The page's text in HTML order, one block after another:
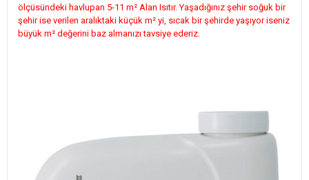
ölçüsündeki havlupan 5-11 m² Alan Isıtır. Yaşadığınız şehir soğuk bir
şehir ise verilen aralıktaki küçük m² yi, sıcak bir şehirde yaşıyor iseniz
büyük m² değerini baz almanızı tavsiye ederiz.